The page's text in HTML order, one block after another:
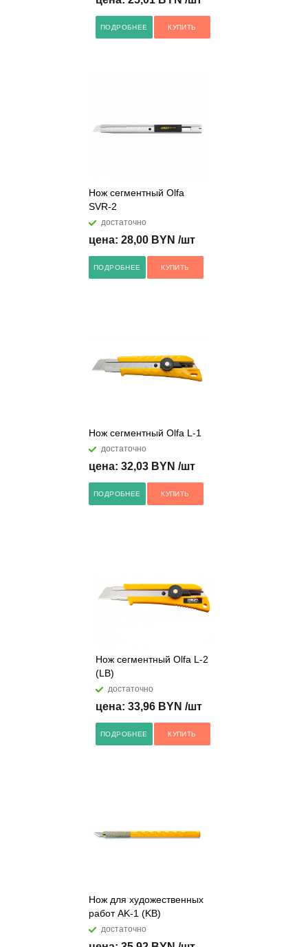
ПОДРОБНЕЕ КУПИТЬ
Нож сегментный Olfa
SVR-2
достаточно
цена: 28,00 BYN /шт
ПОДРОБНЕЕ КУПИТЬ
Нож сегментный Olfa L-1
достаточно
цена: 32,03 BYN /шт
ПОДРОБНЕЕ КУПИТЬ
Нож сегментный Olfa L-2
(LB)
достаточно
цена: 33,96 BYN /шт
ПОДРОБНЕЕ КУПИТЬ
Нож для художественных
работ AK-1 (KB)
достаточно